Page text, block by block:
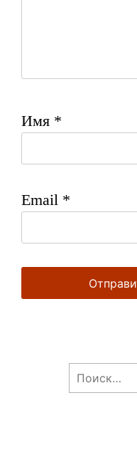
Имя *
Email *
Найти: